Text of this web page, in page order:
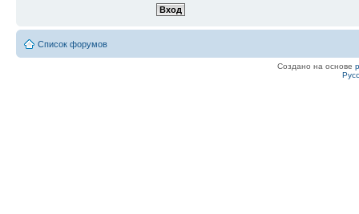
Список форумов
Создано на основе